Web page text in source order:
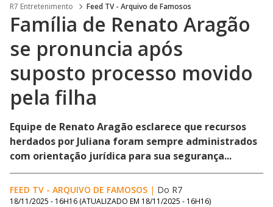
R7 Entretenimento Feed TV - Arquivo de Famosos
Família de Renato Aragão
se pronuncia após
suposto processo movido
pela filha
Equipe de Renato Aragão esclarece que recursos
herdados por Juliana foram sempre administrados
com orientação jurídica para sua segurança...
FEED TV - ARQUIVO DE FAMOSOS | Do R7
18/11/2025 - 16H16 (ATUALIZADO EM 18/11/2025 - 16H16)